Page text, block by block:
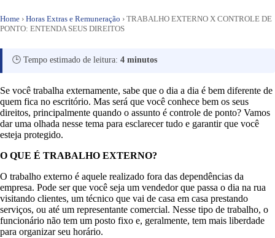
Home › Horas Extras e Remuneração › TRABALHO EXTERNO X CONTROLE DE
PONTO: ENTENDA SEUS DIREITOS
🕒 Tempo estimado de leitura: 4 minutos
Se você trabalha externamente, sabe que o dia a dia é bem diferente de
quem fica no escritório. Mas será que você conhece bem os seus
direitos, principalmente quando o assunto é controle de ponto? Vamos
dar uma olhada nesse tema para esclarecer tudo e garantir que você
esteja protegido.
O QUE É TRABALHO EXTERNO?
O trabalho externo é aquele realizado fora das dependências da
empresa. Pode ser que você seja um vendedor que passa o dia na rua
visitando clientes, um técnico que vai de casa em casa prestando
serviços, ou até um representante comercial. Nesse tipo de trabalho, o
funcionário não tem um posto fixo e, geralmente, tem mais liberdade
para organizar seu horário.